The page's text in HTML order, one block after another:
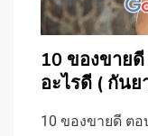
10 ของขาย
อะไรดี ( กัน
10 ของขายดี ต